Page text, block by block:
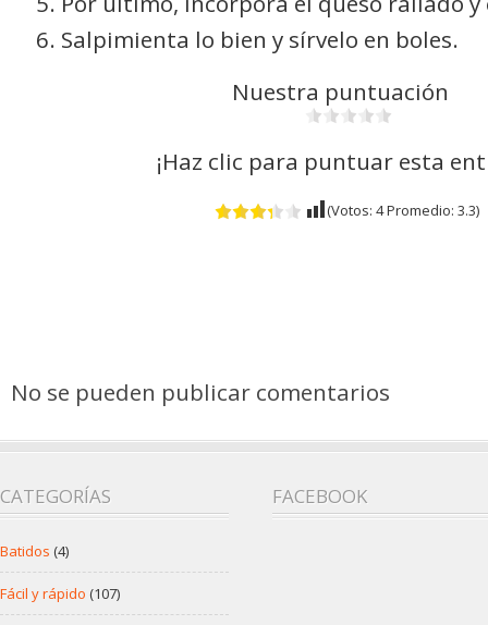
Salpimienta lo bien y sírvelo en boles.
Nuestra puntuación
¡Haz clic para puntuar esta
(Votos: 4Promedio: 3.3)
No se pueden publicar comentarios
CATEGORÍAS
Batidos (4)
Fácil y rápido (107)
FACEBOOK